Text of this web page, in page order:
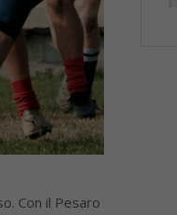
Con il Pesaro